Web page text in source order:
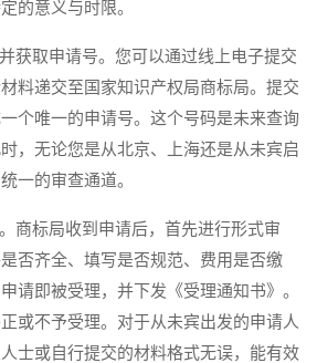
的意义与时限。
取申请号。您可以通过线上电子提交
料递交至国家知识产权局商标局。提交
个唯一的申请号。这个号码是未来查询
，无论您是从北京、上海还是从未宾启
一的审查通道。
标局收到申请后，首先进行形式审
否齐全、填写是否规范、费用是否缴
请即被受理，并下发《受理通知书》。
或不予受理。对于从未宾出发的申请人
士或自行提交的材料格式无误，能有效